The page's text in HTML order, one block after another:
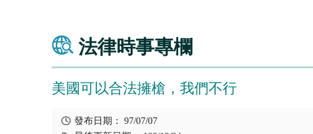
法律時事專欄
美國可以合法擁槍，我們不行
發布日期：97/07/07